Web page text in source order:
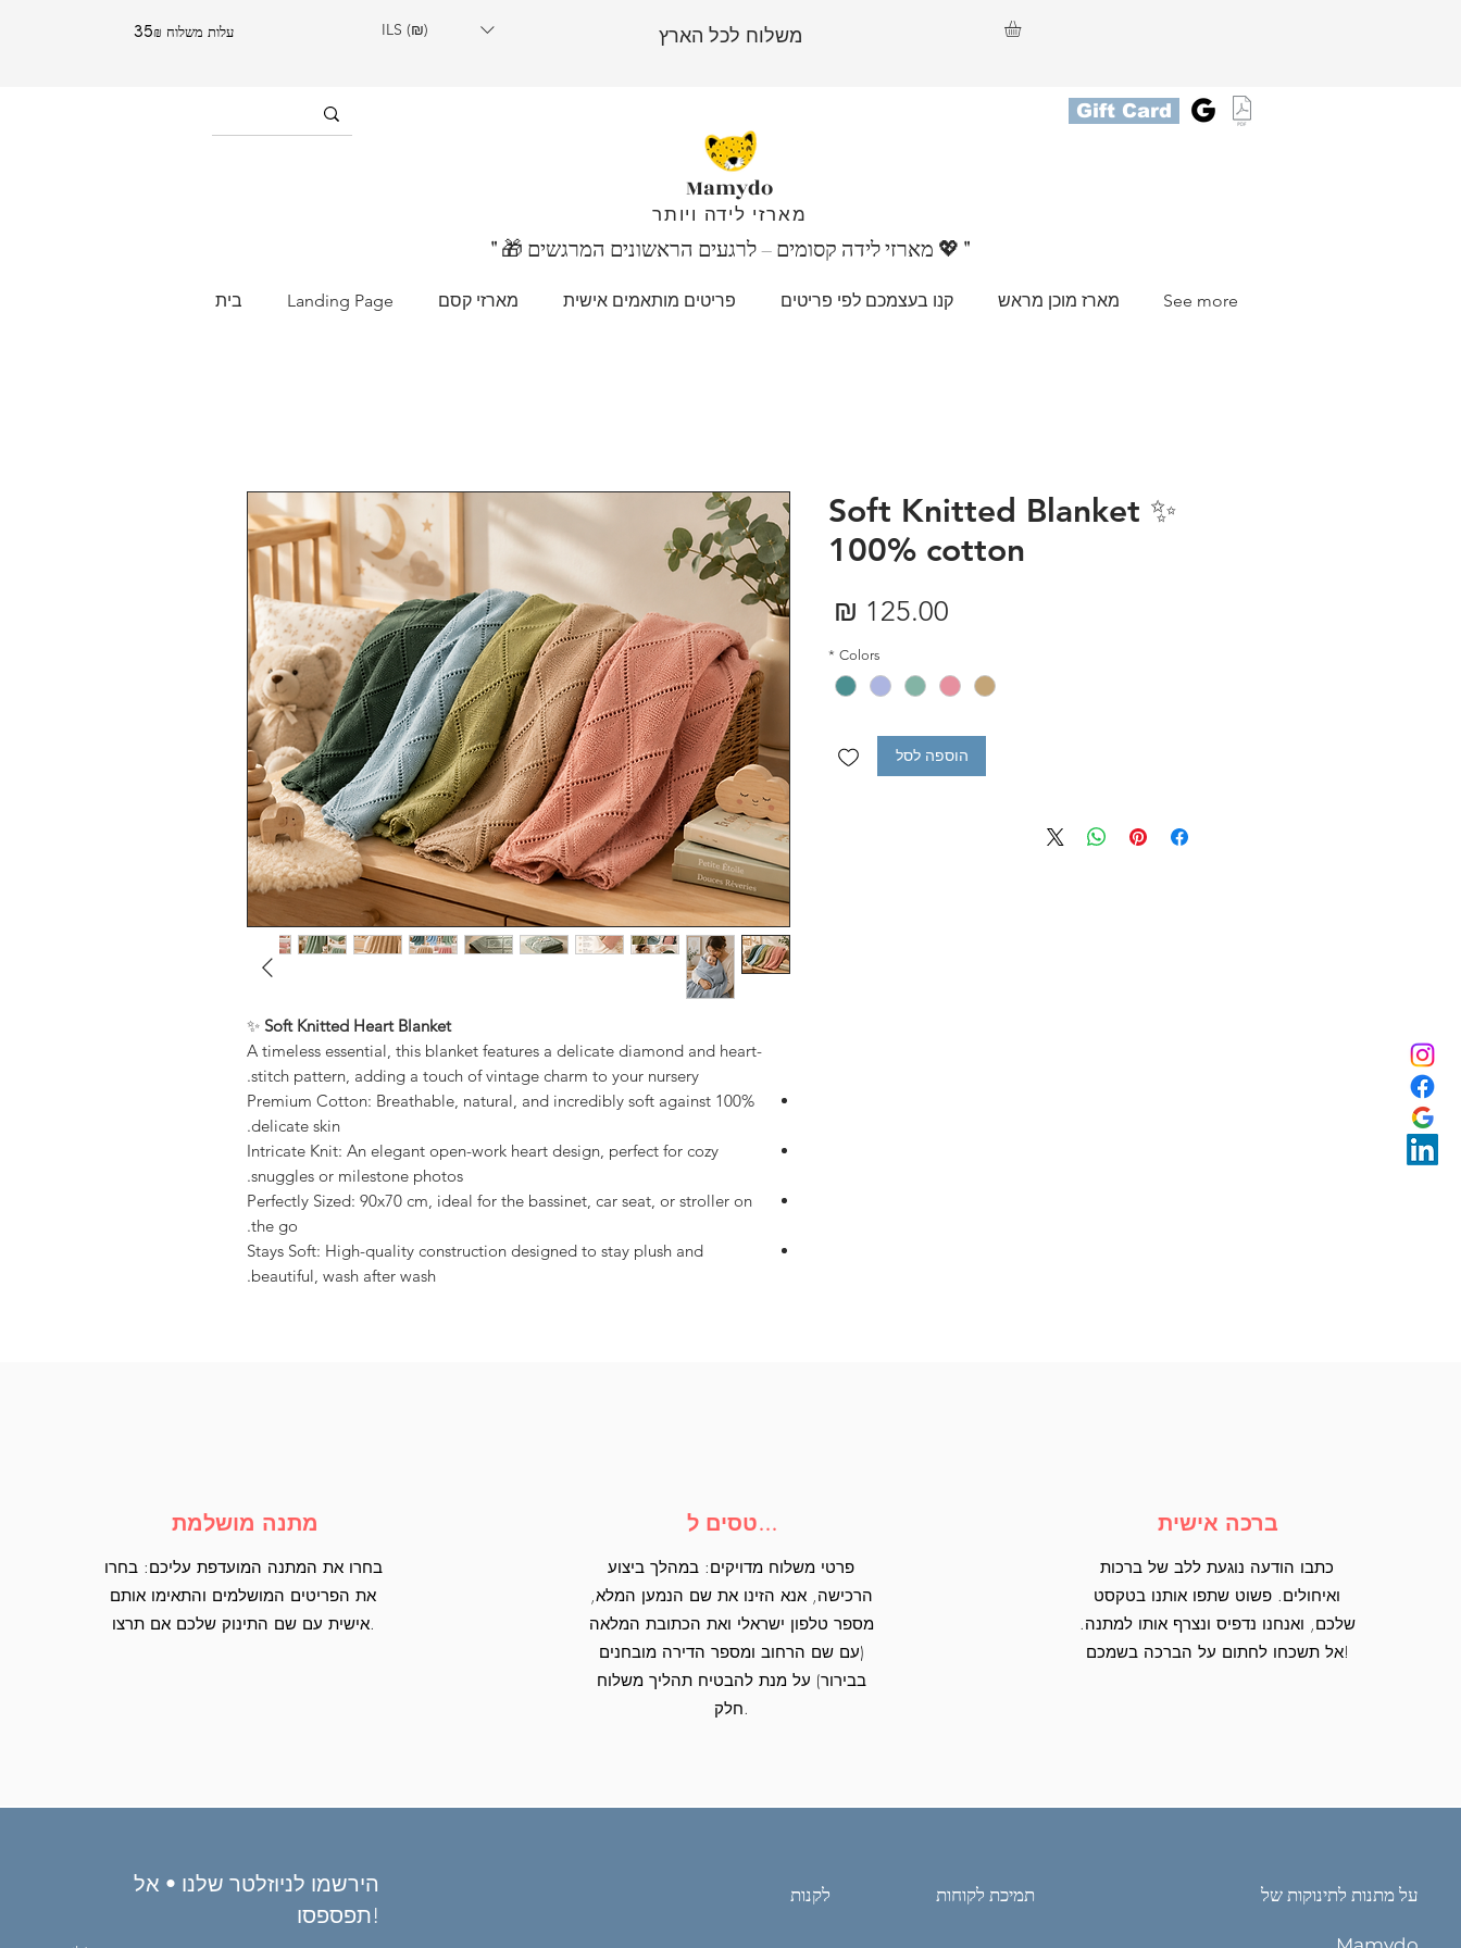
עלות משלוח 35₪ ILS (₪) משלוח לכל הארץ
Gift Card
Mamydo
מארזי לידה ויותר
💖 "
בית Landing Page מארזי קסם פריטים מותאמים אישית קנו בעצמכם לפי פריטים מארז מוכן מראש See more
Soft Knitted Heart Blanket
✨
A timeless essential, this blanket features a delicate diamond and heart-
stitch pattern, adding a touch of vintage charm to your nursery.
100% Premium Cotton: Breathable, natural, and incredibly soft against
delicate skin.
Intricate Knit: An elegant open-work heart design, perfect for cozy
snuggles or milestone photos.
Perfectly Sized: 90x70 cm, ideal for the bassinet, car seat, or stroller on
the go.
Stays Soft: High-quality construction designed to stay plush and
beautiful, wash after wash.
Soft Knitted Blanket ✨
100% cotton
מחיר
Colors
*
הוספה לסל
מתנה מושלמת
בחרו את המתנה המועדפת עליכם: בחרו
את הפריטים המושלמים והתאימו אותם
אישית עם שם התינוק שלכם אם תרצו.
טסים ל...
פרטי משלוח מדויקים: במהלך ביצוע
הרכישה, אנא הזינו את שם הנמען המלא,
מספר טלפון ישראלי ואת הכתובת המלאה
(עם שם הרחוב ומספר הדירה מובחנים
בבירור) על מנת להבטיח תהליך משלוח
חלק.
ברכה אישית
כתבו הודעה נוגעת ללב של ברכות
ואיחולים. פשוט שתפו אותנו בטקסט
שלכם, ואנחנו נדפיס ונצרף אותו למתנה.
אל תשכחו לחתום על הברכה בשמכם!
הירשמו לניוזלטר שלנו • אל
תפספסו!
לקנות תמיכת לקוחות על מתנות לתינוקות של